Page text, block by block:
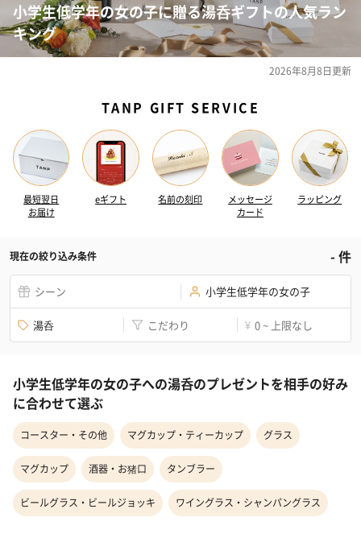
小学生低学年の女の子に贈る湯呑ギフトの人気ラン
キング
2026年8月8日更新
TANP GIFT SERVICE
最短翌日
お届け
eギフト 名前の刻印
メッセージ
カード
ラッピング
現在の絞り込み条件 -件
シーン 小学生低学年の女の子
湯呑 こだわり ¥ 0 ~ 上限なし
小学生低学年の女の子への湯呑のプレゼントを相手の好み
に合わせて選ぶ
コースター・その他 マグカップ・ティーカップ グラス
マグカップ 酒器・お猪口 タンブラー
ビールグラス・ビールジョッキ ワイングラス・シャンパングラス